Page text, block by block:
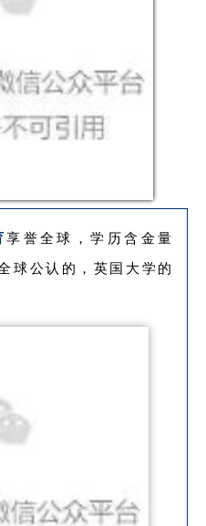
享誉全球，学历含金量
球公认的，英国大学的